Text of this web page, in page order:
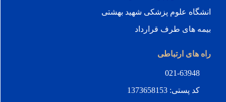
پزشکی شهید بهشتی
طرف قرارداد